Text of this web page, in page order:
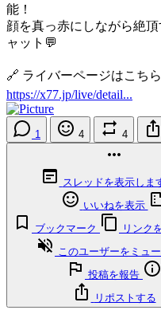
能！
顔を真っ赤にしながら絶
ャット💬
🔗 ライバーページはこち
https://x77.jp/live/detail...
1 4 4
スレッドを表示しま
いいねを表示
ブックマーク
リンク
このユーザーをミュ
投稿を報告
リポストする